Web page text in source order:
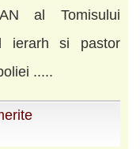
al Tomisului
ierarh si pastor
.....